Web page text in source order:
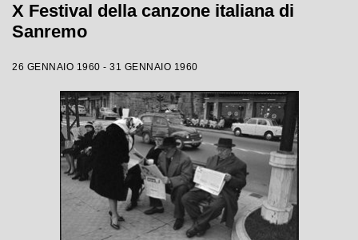
X Festival della canzone italiana di
Sanremo
26 GENNAIO 1960 - 31 GENNAIO 1960